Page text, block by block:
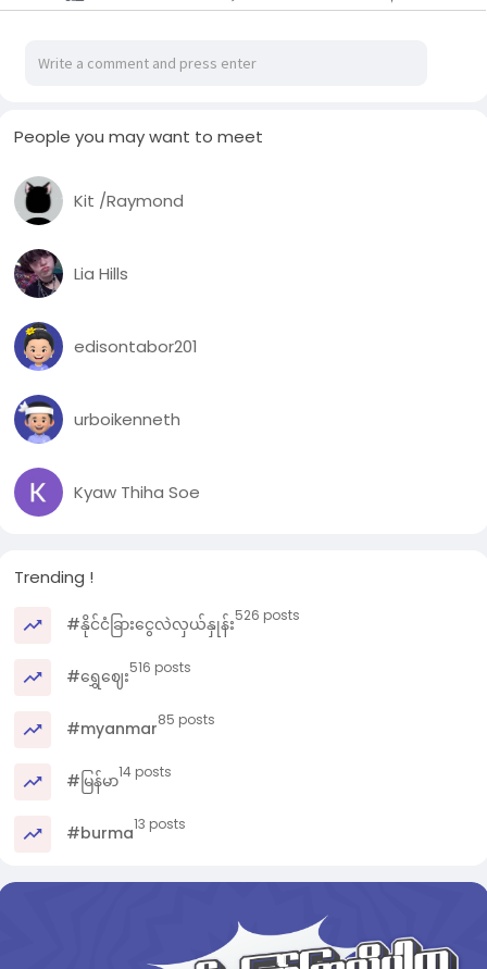
People you may want to meet
Kit /Raymond
Lia Hills
edisontabor201
urboikenneth
Kyaw Thiha Soe
Trending !
#နိုင်ငံခြားငွေလဲလှယ်နှုန်း526 posts
#ရွှေဈေး516 posts
#myanmar85 posts
#မြန်မာ14 posts
#burma13 posts